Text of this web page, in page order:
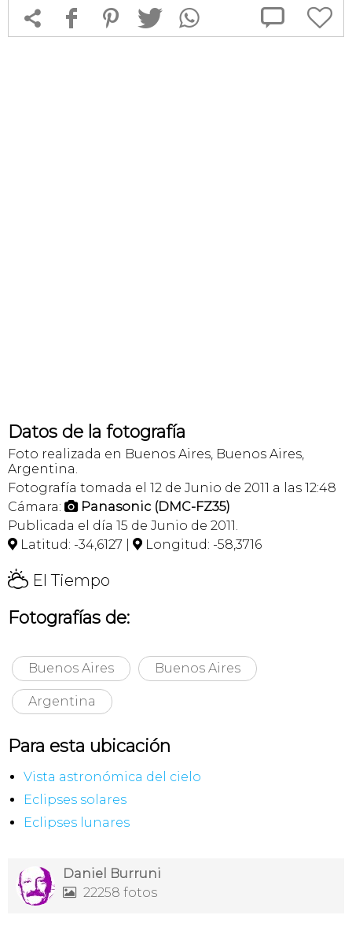
 f 1 T  
Datos de la fotografía
Foto realizada en Buenos Aires, Buenos Aires,
Argentina.
Fotografía tomada el 12 de Junio de 2011 a las 12:48
Cámara:  Panasonic (DMC-FZ35)
Publicada el día 15 de Junio de 2011.
 Latitud: -34,6127 |  Longitud: -58,3716
H El Tiempo
Fotografías de:
Buenos Aires Buenos Aires
Argentina
Para esta ubicación
Vista astronómica del cielo
Eclipses solares
Eclipses lunares
Daniel Burruni
 22258 fotos